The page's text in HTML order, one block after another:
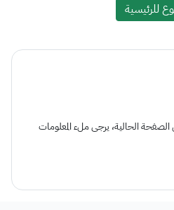
للرئيسية
الحالية، يرجى ملء المعلومات